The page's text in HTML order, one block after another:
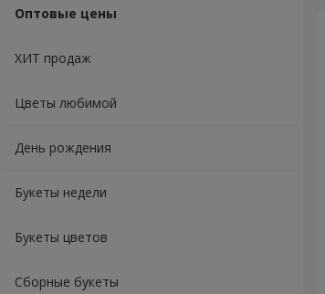
Оптовые цены
ХИТ продаж
Цветы любимой
День рождения
Букеты недели
Букеты цветов
Сборные букеты